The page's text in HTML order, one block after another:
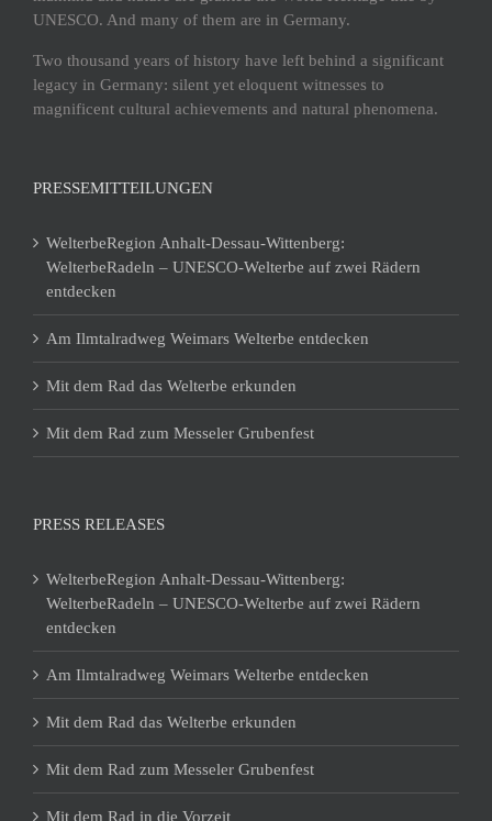
UNESCO. And many of them are in Germany.
Two thousand years of history have left behind a significant
legacy in Germany: silent yet eloquent witnesses to
magnificent cultural achievements and natural phenomena.
PRESSEMITTEILUNGEN
WelterbeRegion Anhalt-Dessau-Wittenberg:
WelterbeRadeln – UNESCO-Welterbe auf zwei Rädern
entdecken
Am Ilmtalradweg Weimars Welterbe entdecken
Mit dem Rad das Welterbe erkunden
Mit dem Rad zum Messeler Grubenfest
PRESS RELEASES
WelterbeRegion Anhalt-Dessau-Wittenberg:
WelterbeRadeln – UNESCO-Welterbe auf zwei Rädern
entdecken
Am Ilmtalradweg Weimars Welterbe entdecken
Mit dem Rad das Welterbe erkunden
Mit dem Rad zum Messeler Grubenfest
Mit dem Rad in die Vorzeit